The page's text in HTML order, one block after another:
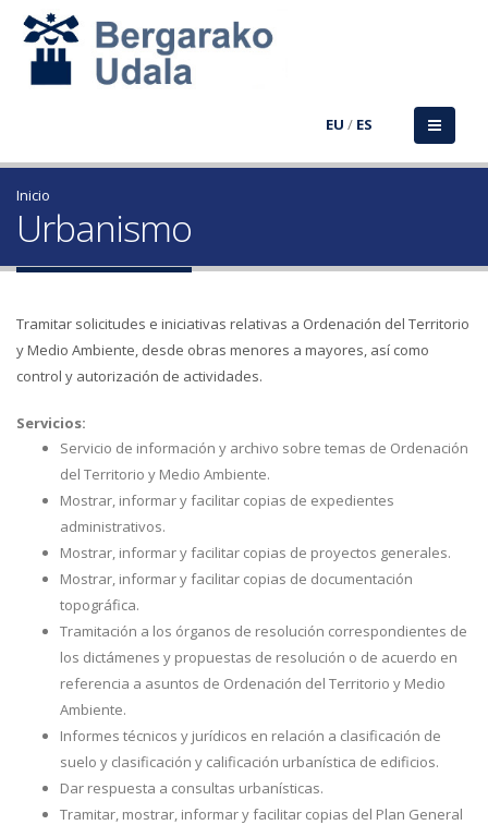
EU / ES
Inicio
Urbanismo
Tramitar solicitudes e iniciativas relativas a Ordenación del Territorio
y Medio Ambiente, desde obras menores a mayores, así como
control y autorización de actividades.
Servicios:
Servicio de información y archivo sobre temas de Ordenación
del Territorio y Medio Ambiente.
Mostrar, informar y facilitar copias de expedientes
administrativos.
Mostrar, informar y facilitar copias de proyectos generales.
Mostrar, informar y facilitar copias de documentación
topográfica.
Tramitación a los órganos de resolución correspondientes de
los dictámenes y propuestas de resolución o de acuerdo en
referencia a asuntos de Ordenación del Territorio y Medio
Ambiente.
Informes técnicos y jurídicos en relación a clasificación de
suelo y clasificación y calificación urbanística de edificios.
Dar respuesta a consultas urbanísticas.
Tramitar, mostrar, informar y facilitar copias del Plan General